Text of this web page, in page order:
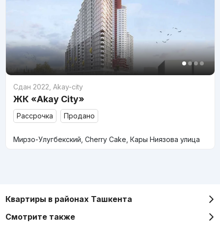
Сдан 2022 Akay-city
ЖК «Akay City»
Рассрочка Продано
Мирзо-Улугбекский, Cherry Cake, Кары Ниязова улица
Квартиры в районах Ташкента
Смотрите также